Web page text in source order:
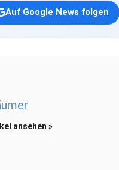
Auf Google News folgen
ansehen »